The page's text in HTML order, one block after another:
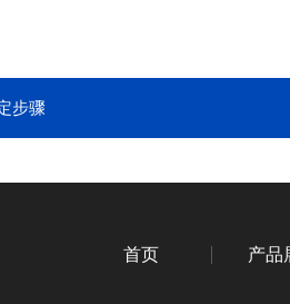
步骤
首页 产品